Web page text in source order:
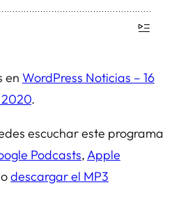
en WordPress Noticias – 16
.
escuchar este programa
Podcasts,Apple
odescargar el MP3